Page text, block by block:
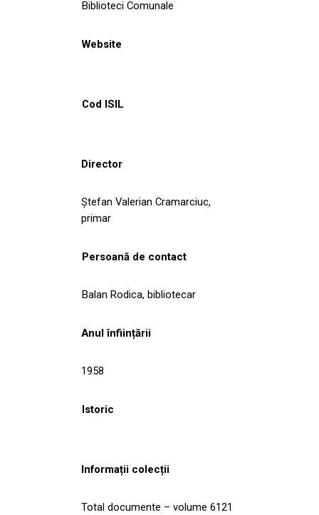
Biblioteci Comunale
Website
Cod ISIL
Director
Ştefan Valerian Cramarciuc,
primar
Persoană de contact
Balan Rodica, bibliotecar
Anul înființării
1958
Istoric
Informații colecții
Total documente – volume 6121